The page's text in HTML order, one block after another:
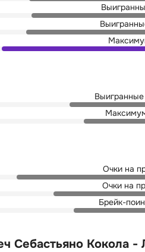
Очки на
Очки на
Брейк-
Себастьяно Кокола